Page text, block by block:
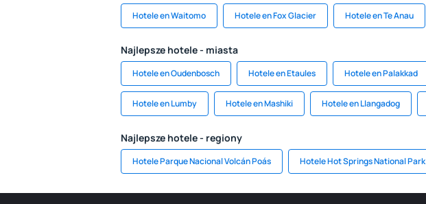
Hotele en Waitomo Hotele en Fox Glacier Hotele en Te Anau
Najlepsze hotele - miasta
Hotele en Oudenbosch Hotele en Etaules Hotele en Palakkad
Hotele en Lumby Hotele en Mashiki Hotele en Llangadog
Najlepsze hotele - regiony
Hotele Parque Nacional Volcán Poás Hotele Hot Springs National Park